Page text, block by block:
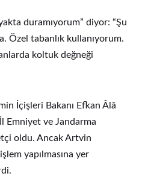
duramıyorum” diyor: “Şu
Özel tabanlık kullanıyorum.
koltuk değneği
İçişleri Bakanı Efkan Âlâ
Emniyet ve Jandarma
oldu. Ancak Artvin
yapılmasına yer